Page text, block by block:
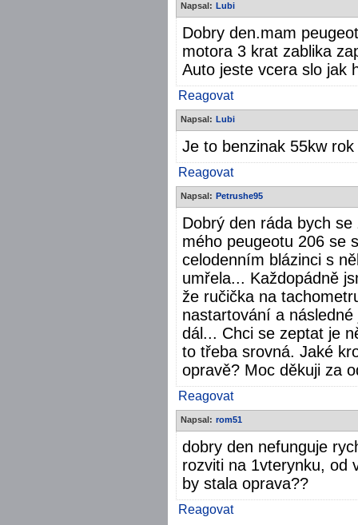
Napsal: Lubi
Dobry den.mam
motora 3 krat zablika
Auto jeste vcera slo jak
Reagovat
Napsal: Lubi
Je to benzinak 55kw
Reagovat
Napsal: Petrushe95
Dobrý den ráda bych
mého peugeotu 206 se
celodenním blázinci s
umřela... Každopádně
že ručička na
nastartování a
dál... Chci se zeptat je
to třeba srovná. Jaké
opravě? Moc děkuji za
Reagovat
Napsal: rom51
dobry den nefunguje
rozviti na 1vterynku, od
by stala oprava??
Reagovat